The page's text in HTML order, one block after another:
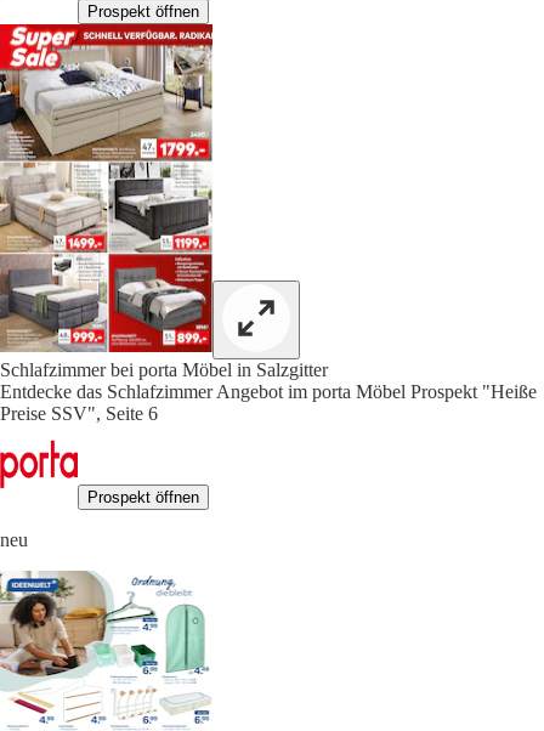
Prospekt öffnen
Schlafzimmer bei porta Möbel in Salzgitter
Entdecke das Schlafzimmer Angebot im porta Möbel Prospekt "Heiße
Preise SSV", Seite 6
Prospekt öffnen
neu